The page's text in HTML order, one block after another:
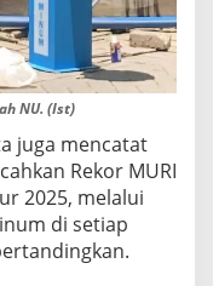
NU. (Ist)
juga mencatat
Rekor MURI
2025, melalui
di setiap